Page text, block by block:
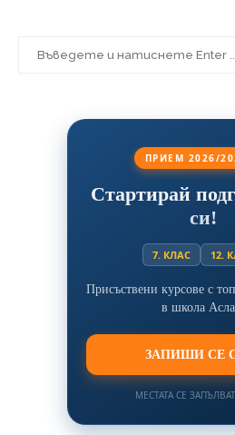
ПРИЕМ 2026/
Стартирай
си!
7. КЛАС 12.
Присъствени курсове с
в школа
ЗАПИШИ СЕ
МЕСТАТА СЕ